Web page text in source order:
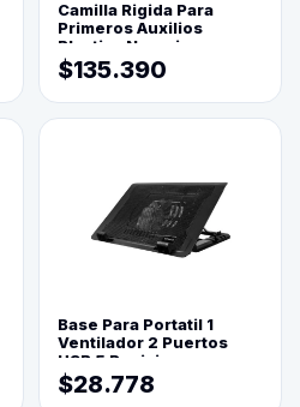
Camilla Rigida Para
Primeros Auxilios
Plastica Naranja
$135.390
Base Para Portatil 1
Ventilador 2 Puertos
USB 5 Posiciones
$28.778